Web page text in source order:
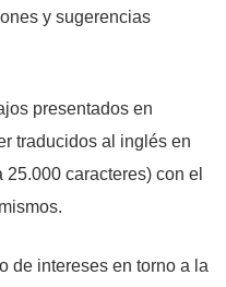
y sugerencias
presentados en
traducidos al inglés en
caracteres) con el
de intereses en torno a la